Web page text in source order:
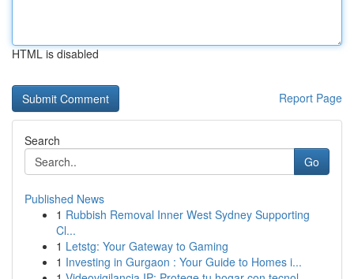
HTML is disabled
Report Page
Search
Go
Published News
1 Rubbish Removal Inner West Sydney Supporting
Cl...
1 Letstg: Your Gateway to Gaming
1 Investing in Gurgaon : Your Guide to Homes i...